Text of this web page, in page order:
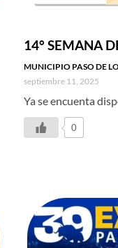
14° SEMANA
septiembre 11, 2025
MUNICIPIO PASO DE
Ya se encuenta
0